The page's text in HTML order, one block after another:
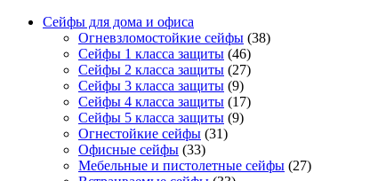
Сейфы для дома и офиса
Огневзломостойкие сейфы (38)
Сейфы 1 класса защиты (46)
Сейфы 2 класса защиты (27)
Сейфы 3 класса защиты (9)
Сейфы 4 класса защиты (17)
Сейфы 5 класса защиты (9)
Огнестойкие сейфы (31)
Офисные сейфы (33)
Мебельные и пистолетные сейфы (27)